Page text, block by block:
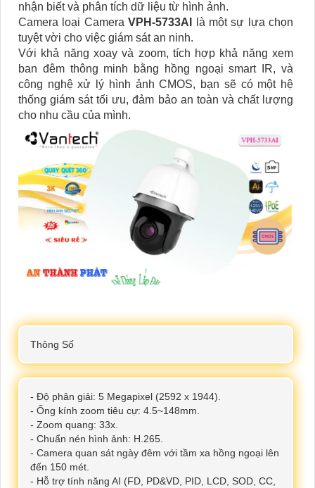
nhận biết và phân tích dữ liệu từ hình ảnh.
Camera loại CameraVPH-5733AI
là một sự lựa chọn
tuyệt vời cho việc giám sát an ninh.
Với khả năng xoay và zoom, tích hợp khả năng xem
ban đêm thông minh bằng hồng ngoại smart IR, và
công nghệ xử lý hình ảnh CMOS, bạn sẽ có một hệ
thống giám sát tối ưu, đảm bảo an toàn và chất lượng
cho nhu cầu của mình.
Thông Số
- Độ phân giải: 5 Megapixel (2592 x 1944).
- Ống kính zoom tiêu cự: 4.5~148mm.
- Zoom quang: 33x.
- Chuẩn nén hình ảnh: H.265.
- Camera quan sát ngày đêm với tầm xa hồng ngoại lên
đến 150 mét.
- Hỗ trợ tính năng AI (FD, PD&VD, PID, LCD, SOD, CC,